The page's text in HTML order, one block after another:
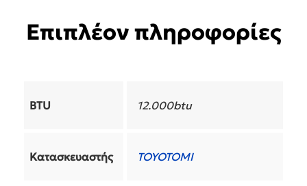
Επιπλέον πληροφορίες
BTU 12.000btu
Κατασκευαστής TOYOTOMI